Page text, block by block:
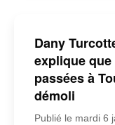
Dany
explique
passées à
démoli
Publié le mardi 6